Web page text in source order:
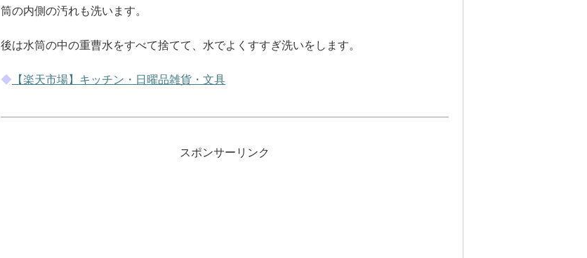
筒の内側の汚れも洗います。
後は水筒の中の重曹水をすべて捨てて、水でよくすすぎ洗いをします。
◆ 【楽天市場】キッチン・日曜品雑貨・文具
スポンサーリンク